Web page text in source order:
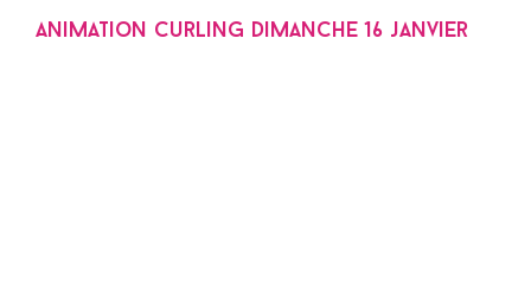
Animation Curling dimanche 16 janvier